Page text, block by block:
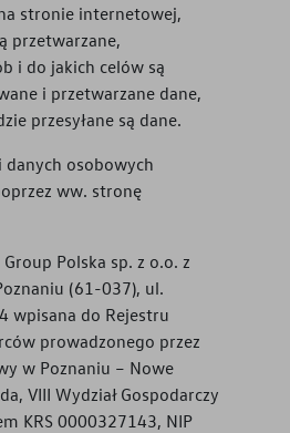
stronie internetowej,
przetwarzane,
i do jakich celów są
i przetwarzane dane,
przesyłane są dane.
osobowych
ww. stronę
Polska sp. z o.o. z
(61-037), ul.
wpisana do Rejestru
prowadzonego przez
w Poznaniu – Nowe
VIII Wydział Gospodarczy
KRS 0000327143, NIP